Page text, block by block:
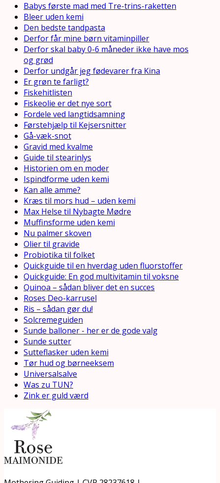
Babys første mad med Tre-trins-raketten
Bleer uden kemi
Den bedste tandpasta
Derfor får mine børn vitaminpiller
Derfor skal baby 0-6 måneder ikke have mos
og grød
Derfor undgår jeg fødevarer fra Kina
Er grøn te farligt?
Fiskehitlisten
Fiskeolie er det nye sort
Fordele ved langtidsamning
Førstehjælp til Kejsersnitter
Gå-væk-snot
Gravid med kvalme
Guide til stearinlys
Historien om en moder
Ispindforme uden kemi
Kan alle amme?
Kræs til mors hud – uden kemi
Max Helse til Nybagte Mødre
Muffinsforme uden kemi
Nu palmer skoven
Olier til gravide
Probiotika til folket
Quickguide til en hverdag uden fluorstoffer
Quickguide: En god multivitamin til voksne
Quinoa – sådan bliver det en succes
Roses Deo-karrusel
Ris – sådan gør du!
Solcremeguiden
Sunde balloner - her er de gode valg
Sunde sutter
Sutteflasker uden kemi
Tør hud og børneeksem
Universalsalve
Was zu TUN?
Zink er guld værd